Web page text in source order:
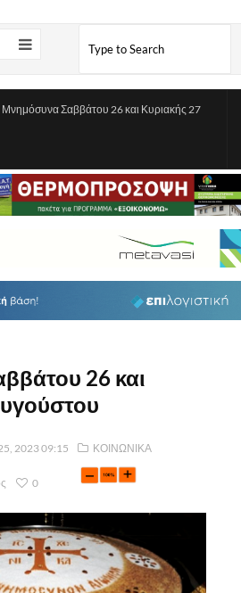
Μνημόσυνα Σαββάτου 26 και Κυριακής 27
26 και
2023 09:15 ΚΟΙΝΩΝΙΚΑ
0